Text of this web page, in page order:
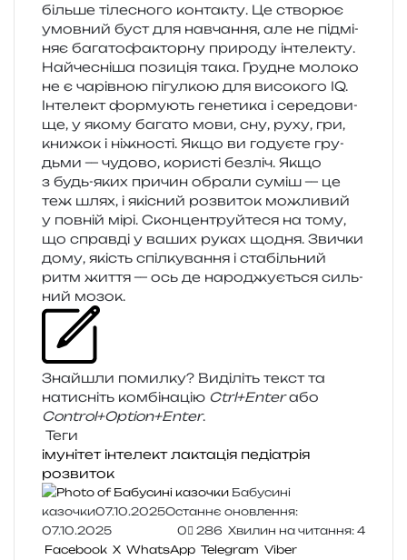
біль­ше тіле­сно­го кон­та­кту. Це ство­рює
умов­ний буст для навча­н­ня, але не під­мі­
няє бага­то­фа­ктор­ну при­ро­ду інте­ле­кту.
Найчесніша пози­ція така. Грудне моло­ко
не є чарів­ною пігул­кою для висо­ко­го IQ.
Інтелект фор­му­ють гене­ти­ка і сере­до­ви­
ще, у якому бага­то мови, сну, руху, гри,
кни­жок і ніжно­сті. Якщо ви году­є­те гру­
дьми — чудо­во, кори­сті без­ліч. Якщо
з будь-яких при­чин обра­ли суміш — це
теж шлях, і які­сний роз­ви­ток можли­вий
у пов­ній мірі. Сконцентруйтеся на тому,
що справ­ді у ваших руках щодня. Звички
дому, якість спіл­ку­ва­н­ня і ста­біль­ний
ритм життя — ось де наро­джу­є­ться силь­
ний мозок.
Знайшли помил­ку? Виділіть текст та
нати­сніть ком­бі­на­цію Ctrl+Enterабо
Control+Option+Enter.
Теги
імунітет інтелект лактація педіатрія
розвиток
Бабусині
казочки07.10.2025Останнє оновлення:
07.10.2025
0 286 Хвилин на читання: 4
Facebook X WhatsApp Telegram Viber